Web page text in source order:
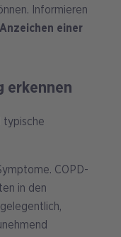
Informieren
Anzeichen einer
erkennen
typische
COPD-
in den